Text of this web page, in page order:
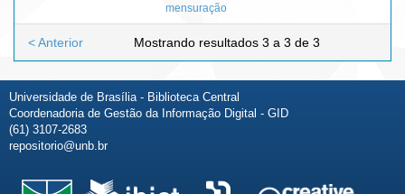
mensuração
Mostrando resultados 3 a 3 de 3
< Anterior
Universidade de Brasília - Biblioteca Central
Coordenadoria de Gestão da Informação Digital - GID
(61) 3107-2683
repositorio@unb.br